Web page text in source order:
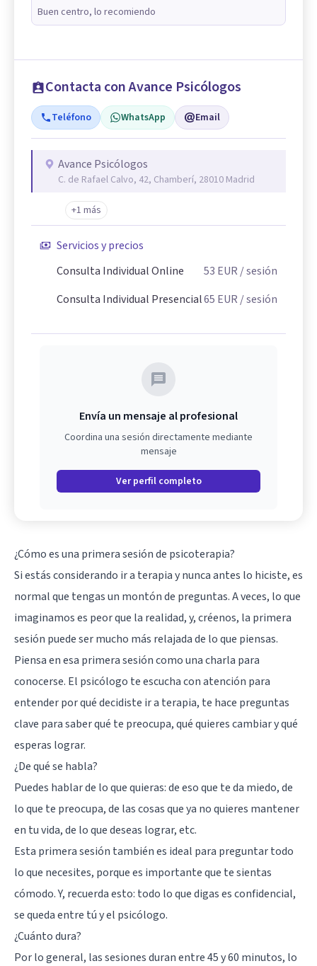
Buen centro, lo recomiendo
Contacta con Avance Psicólogos
Teléfono WhatsApp Email
Avance Psicólogos
C. de Rafael Calvo, 42, Chamberí, 28010 Madrid
+1 más
Servicios y precios
Consulta Individual Online
53 EUR / sesión
Consulta Individual Presencial65 EUR / sesión
Envía un mensaje al profesional
Coordina una sesión directamente mediante
mensaje
Ver perfil completo
¿Cómo es una primera sesión de psicoterapia?
Si estás considerando ir a terapia y nunca antes lo hiciste, es
normal que tengas un montón de preguntas. A veces, lo que
imaginamos es peor que la realidad, y, créenos, la primera
sesión puede ser mucho más relajada de lo que piensas.
Piensa en esa primera sesión como una charla para
conocerse. El psicólogo te escucha con atención para
entender por qué decidiste ir a terapia, te hace preguntas
clave para saber qué te preocupa, qué quieres cambiar y qué
esperas lograr.
¿De qué se habla?
Puedes hablar de lo que quieras: de eso que te da miedo, de
lo que te preocupa, de las cosas que ya no quieres mantener
en tu vida, de lo que deseas lograr, etc.
Esta primera sesión también es ideal para preguntar todo
lo que necesites, porque es importante que te sientas
cómodo. Y, recuerda esto: todo lo que digas es confidencial,
se queda entre tú y el psicólogo.
¿Cuánto dura?
Por lo general, las sesiones duran entre 45 y 60 minutos, lo